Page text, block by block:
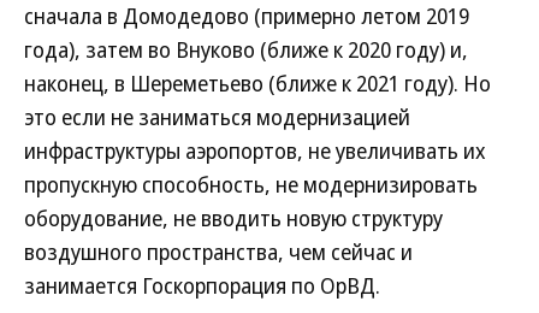
сначала в Домодедово (примерно летом 2019
года), затем во Внуково (ближе к 2020 году) и,
наконец, в Шереметьево (ближе к 2021 году). Но
это если не заниматься модернизацией
инфраструктуры аэропортов, не увеличивать их
пропускную способность, не модернизировать
оборудование, не вводить новую структуру
воздушного пространства, чем сейчас и
занимается Госкорпорация по ОрВД.